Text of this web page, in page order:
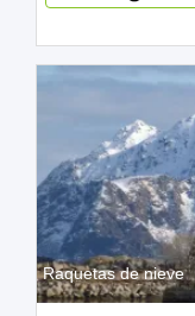
Raquetas de nieve